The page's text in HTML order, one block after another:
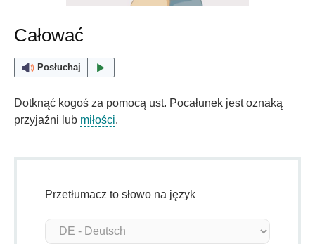
Całować
Posłuchaj
Dotknąć kogoś za pomocą ust. Pocałunek jest oznaką
przyjaźni lub miłości.
Przetłumacz to słowo na język